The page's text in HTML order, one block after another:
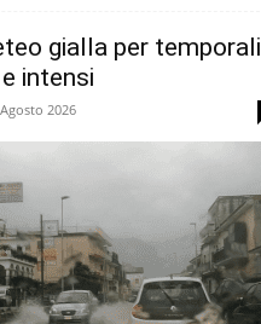
gialla per temporali
intensi
2026